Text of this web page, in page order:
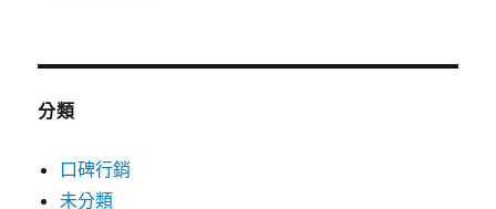
分類
口碑行銷
未分類